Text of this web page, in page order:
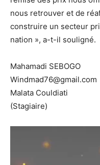
nous retrouver et de
construire un secteur
nation », a-t-il souligné.
Mahamadi SEBOGO
Windmad76@gmail.com
Malata Couldiati
(Stagiaire)